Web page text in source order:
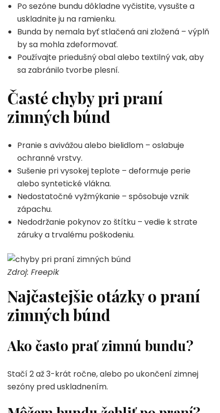
Po sezóne bundu dôkladne vyčistite, vysušte a
uskladnite ju na ramienku.
Bunda by nemala byť stlačená ani zložená – výplň
by sa mohla zdeformovať.
Používajte priedušný obal alebo textilný vak, aby
sa zabránilo tvorbe plesní.
Časté chyby pri praní
zimných búnd
Pranie s avivážou alebo bielidlom – oslabuje
ochranné vrstvy.
Sušenie pri vysokej teplote – deformuje perie
alebo syntetické vlákna.
Nedostatočné vyžmýkanie – spôsobuje vznik
zápachu.
Nedodržanie pokynov zo štítku – vedie k strate
záruky a trvalému poškodeniu.
Zdroj: Freepik
Najčastejšie otázky o praní
zimných búnd
Ako často prať zimnú bundu?
Stačí 2 až 3-krát ročne, alebo po ukončení zimnej
sezóny pred uskladnením.